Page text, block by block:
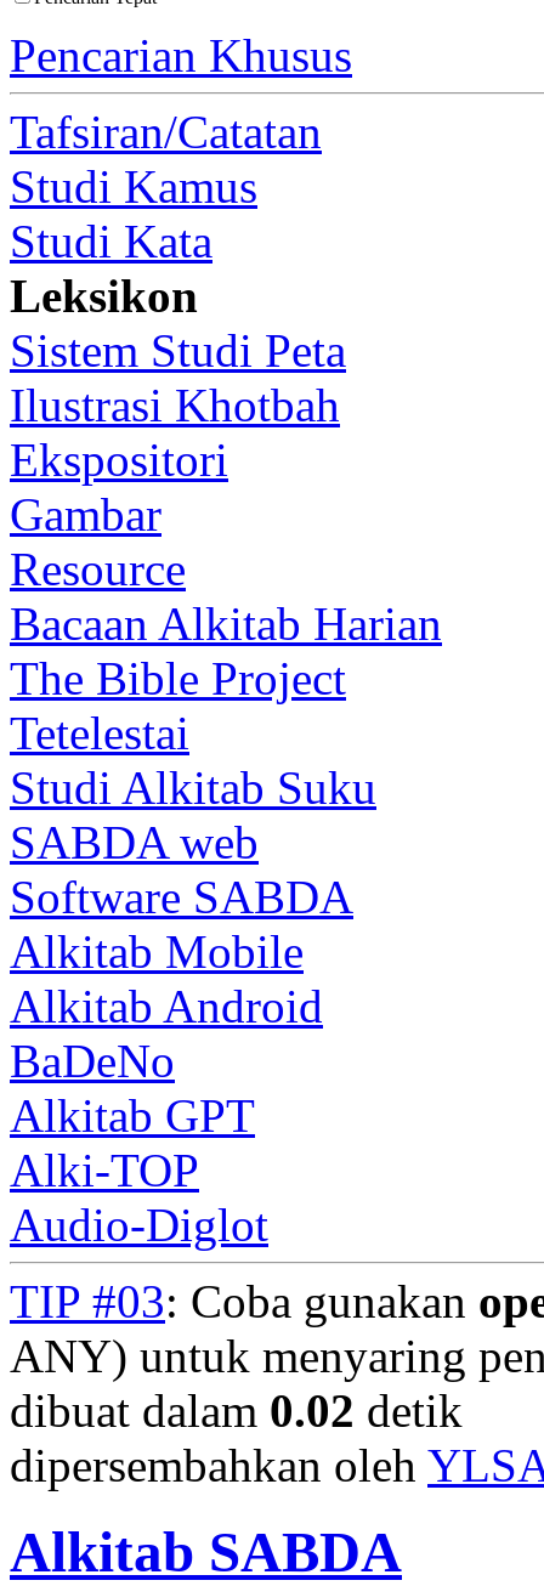
Pencarian Khusus
Tafsiran/Catatan
Studi Kamus
Studi Kata
Leksikon
Sistem Studi Peta
Ilustrasi Khotbah
Ekspositori
Gambar
Resource
Bacaan Alkitab Harian
The Bible Project
Tetelestai
Studi Alkitab Suku
SABDA web
Software SABDA
Alkitab Mobile
Alkitab Android
BaDeNo
Alkitab GPT
Alki-TOP
Audio-Diglot
TIP #03: Coba gunakan
ANY) untuk menyaring
dibuat dalam 0.02 detik
dipersembahkan oleh
Alkitab SABDA